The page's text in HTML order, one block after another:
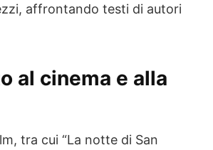
affrontando testi di autori
al cinema e alla
tra cui “La notte di San